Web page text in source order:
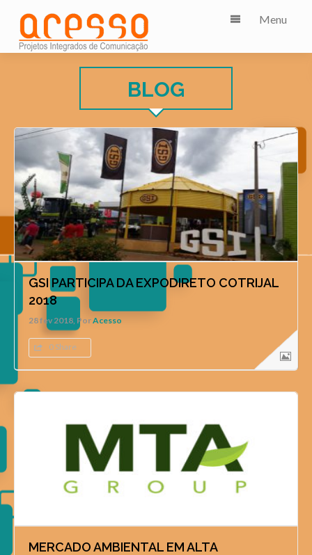
Menu
BLOG
GSI PARTICIPA DA EXPODIRETO COTRIJAL
2018
28 fev 2018, PorAcesso
0 Share
MERCADO AMBIENTAL EM ALTA